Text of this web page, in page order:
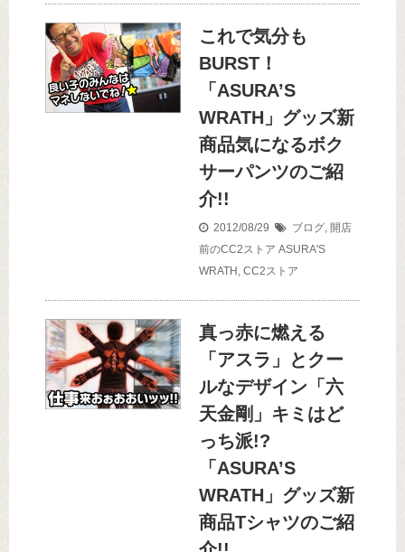
これで気分も
BURST！
「ASURA’S
WRATH」グッズ新
商品気になるボク
サーパンツのご紹
介!!
2012/08/29 ブログ, 開店
前のCC2ストア ASURA'S
WRATH , CC2ストア
真っ赤に燃える
「アスラ」とクー
ルなデザイン「六
天金剛」キミはど
っち派!?
「ASURA’S
WRATH」グッズ新
商品Tシャツのご紹